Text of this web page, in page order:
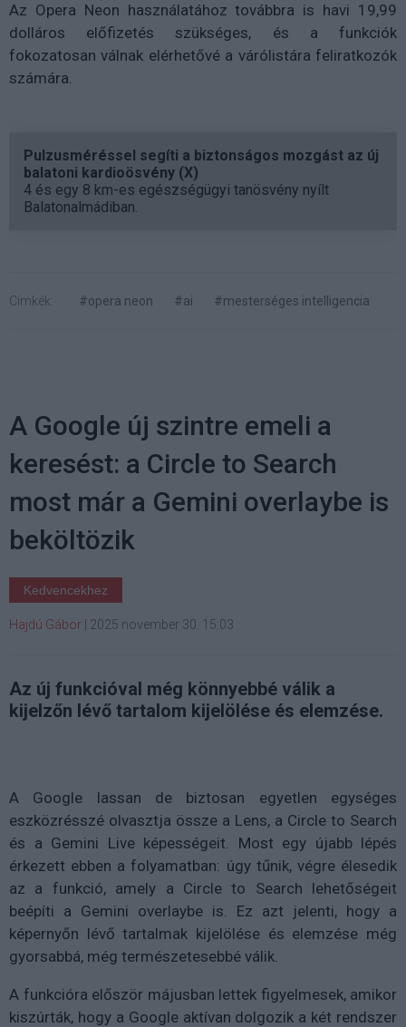
Az Opera Neon használatához továbbra is havi 19,99
dolláros előfizetés szükséges, és a funkciók
fokozatosan válnak elérhetővé a várólistára feliratkozók
számára.
Pulzusméréssel segíti a biztonságos mozgást az új
balatoni kardioösvény (X)
4 és egy 8 km-es egészségügyi tanösvény nyílt
Balatonalmádiban.
Címkék: #opera neon #ai #mesterséges intelligencia
A Google új szintre emeli a
keresést: a Circle to Search
most már a Gemini overlaybe is
beköltözik
Kedvencekhez
Hajdú Gábor 2025 november 30. 15:03
Az új funkcióval még könnyebbé válik a
kijelzőn lévő tartalom kijelölése és elemzése.
A Google lassan de biztosan egyetlen egységes
eszközrésszé olvasztja össze a Lens, a Circle to Search
és a Gemini Live képességeit. Most egy újabb lépés
érkezett ebben a folyamatban: úgy tűnik, végre élesedik
az a funkció, amely a Circle to Search lehetőségeit
beépíti a Gemini overlaybe is. Ez azt jelenti, hogy a
képernyőn lévő tartalmak kijelölése és elemzése még
gyorsabbá, még természetesebbé válik.
A funkcióra először májusban lettek figyelmesek, amikor
kiszúrták, hogy a Google aktívan dolgozik a két rendszer